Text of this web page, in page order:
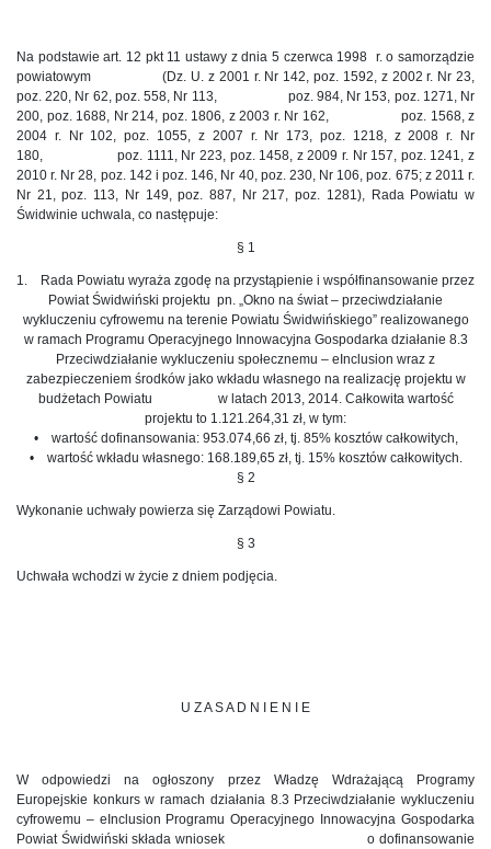
Na podstawie art. 12 pkt 11 ustawy z dnia 5 czerwca 1998 r. o samorządzie
powiatowym (Dz. U. z 2001 r. Nr 142, poz. 1592, z 2002 r. Nr 23,
poz. 220, Nr 62, poz. 558, Nr 113, poz. 984, Nr 153, poz. 1271, Nr
200, poz. 1688, Nr 214, poz. 1806, z 2003 r. Nr 162, poz. 1568, z
2004 r. Nr 102, poz. 1055, z 2007 r. Nr 173, poz. 1218, z 2008 r. Nr
180, poz. 1111, Nr 223, poz. 1458, z 2009 r. Nr 157, poz. 1241, z
2010 r. Nr 28, poz. 142 i poz. 146, Nr 40, poz. 230, Nr 106, poz. 675; z 2011 r.
Nr 21, poz. 113, Nr 149, poz. 887, Nr 217, poz. 1281), Rada Powiatu w
Świdwinie uchwala, co następuje:
§ 1
1. Rada Powiatu wyraża zgodę na przystąpienie i współfinansowanie przez
Powiat Świdwiński projektu pn. „Okno na świat – przeciwdziałanie
wykluczeniu cyfrowemu na terenie Powiatu Świdwińskiego” realizowanego
w ramach Programu Operacyjnego Innowacyjna Gospodarka działanie 8.3
Przeciwdziałanie wykluczeniu społecznemu – eInclusion wraz z
zabezpieczeniem środków jako wkładu własnego na realizację projektu w
budżetach Powiatu w latach 2013, 2014. Całkowita wartość
projektu to 1.121.264,31 zł, w tym:
• wartość dofinansowania: 953.074,66 zł, tj. 85% kosztów całkowitych,
• wartość wkładu własnego: 168.189,65 zł, tj. 15% kosztów całkowitych.
§ 2
Wykonanie uchwały powierza się Zarządowi Powiatu.
§ 3
Uchwała wchodzi w życie z dniem podjęcia.
U Z A S A D N I E N I E
W odpowiedzi na ogłoszony przez Władzę Wdrażającą Programy
Europejskie konkurs w ramach działania 8.3 Przeciwdziałanie wykluczeniu
cyfrowemu – eInclusion Programu Operacyjnego Innowacyjna Gospodarka
Powiat Świdwiński składa wniosek o dofinansowanie